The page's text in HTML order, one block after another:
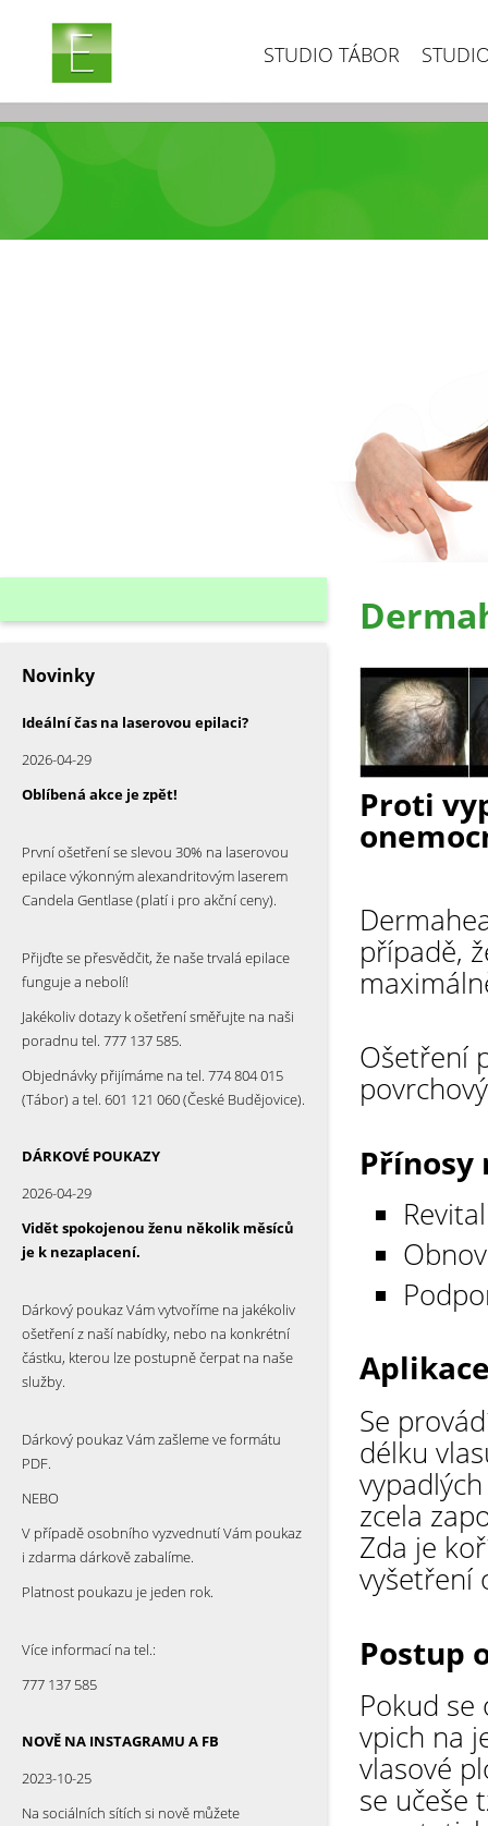
STUDIO TÁBOR
Proti
případě,
Ošetření
Přínosy
Se
délku
zcela
Zda je
vyšetření
Postup
Pokud
vpich na
vlasové
se učeše
Novinky
Ideální čas na laserovou epilaci?
2026-04-29
Oblíbená akce je zpět!
První ošetření se slevou 30% na laserovou
epilace výkonným alexandritovým laserem
Candela Gentlase (platí i pro akční ceny).
Přijďte se přesvědčit, že naše trvalá epilace
funguje a nebolí!
Jakékoliv dotazy k ošetření směřujte na naši
poradnu tel. 777 137 585.
Objednávky přijímáme na tel. 774 804 015
(Tábor) a tel. 601 121 060 (České Budějovice).
DÁRKOVÉ POUKAZY
2026-04-29
Vidět spokojenou ženu několik měsíců
je k nezaplacení.
Dárkový poukaz Vám vytvoříme na jakékoliv
ošetření z naší nabídky, nebo na konkrétní
částku, kterou lze postupně čerpat na naše
služby.
Dárkový poukaz Vám zašleme ve formátu
PDF.
NEBO
V případě osobního vyzvednutí Vám poukaz
i zdarma dárkově zabalíme.
Platnost poukazu je jeden rok.
Více informací na tel.:
777 137 585
NOVĚ NA INSTAGRAMU A FB
2023-10-25
Na sociálních sítích si nově můžete